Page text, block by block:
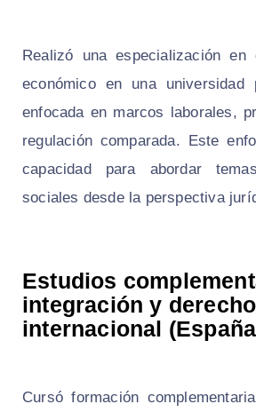
Realizó una especialización
económico en una universidad
enfocada en marcos laborales,
regulación comparada. Este
capacidad para abordar
sociales desde la perspectiva
Estudios
integración y derecho
internacional
Cursó formación